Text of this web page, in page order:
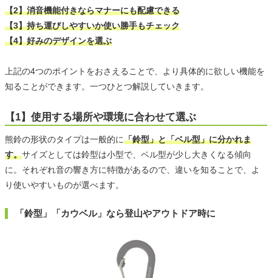
【2】消音機能付きならマナーにも配慮できる
【3】持ち運びしやすいか使い勝手もチェック
【4】好みのデザインを選ぶ
上記の4つのポイントをおさえることで、より具体的に欲しい機能を
知ることができます。一つひとつ解説していきます。
【1】使用する場所や環境に合わせて選ぶ
熊鈴の形状のタイプは一般的に「鈴型」と「ベル型」に分かれま
す。サイズとしては鈴型は小型で、ベル型が少し大きくなる傾向
に。それぞれ音の響き方に特徴があるので、違いを知ることで、よ
り使いやすいものが選べます。
「鈴型」「カウベル」なら登山やアウトドア時に